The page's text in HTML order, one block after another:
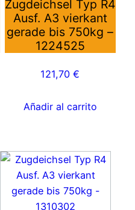
Zugdeichsel Typ R4
Ausf. A3 vierkant
gerade bis 750kg –
1224525
121,70€
Añadir al carrito